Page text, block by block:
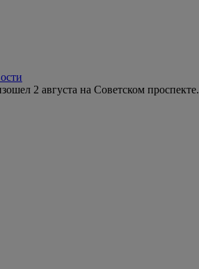
2 августа на Советском проспекте.